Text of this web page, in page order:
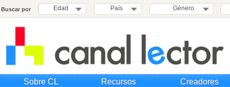
Buscar por Edad País Género
Sobre CL Recursos Creadores